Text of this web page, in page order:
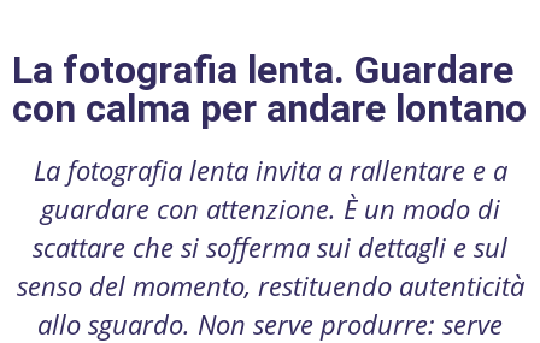
La fotografia lenta. Guardare
con calma per andare lontano
La fotografia lenta invita a rallentare e a
guardare con attenzione. È un modo di
scattare che si sofferma sui dettagli e sul
senso del momento, restituendo autenticità
allo sguardo. Non serve produrre: serve